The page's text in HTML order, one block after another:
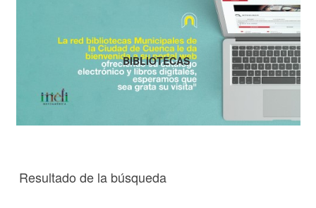
Resultado de la búsqueda
BIBLIOTECAS